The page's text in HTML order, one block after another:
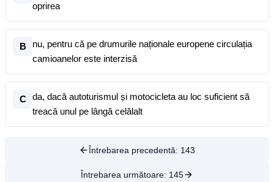
oprirea
B
nu, pentru că pe drumurile naționale europene circulația
camioanelor este interzisă
C
da, dacă autoturismul și motocicleta au loc suficient să
treacă unul pe lângă celălalt
Întrebarea precedentă: 143
Întrebarea următoare: 145